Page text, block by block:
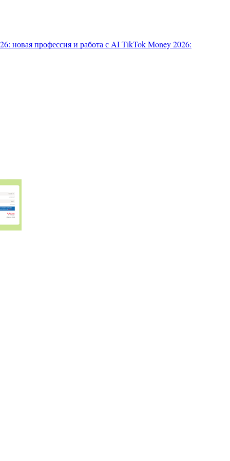
новая профессия и работа с AITikTok Money 2026: